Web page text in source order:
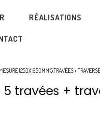
RÉALISATIONS
1250X1950MM 5 TRAVÉES + TRAVERSE
5 travées +